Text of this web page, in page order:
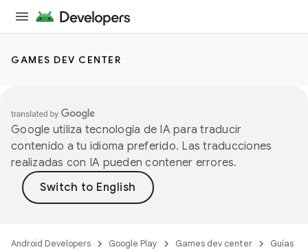
GAMES DEV CENTER
Google utiliza tecnología de IA para traducir
contenido a tu idioma preferido. Las traducciones
realizadas con IA pueden contener errores.
Android Developers Google Play Games dev center Guías